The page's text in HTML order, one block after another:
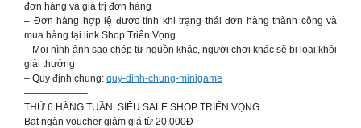
đơn hàng và giá trị đơn hàng
– Đơn hàng hợp lệ được tính khi trạng thái đơn hàng thành công và
mua hàng tại link Shop Triển Vọng
– Mọi hình ảnh sao chép từ nguồn khác, người chơi khác sẽ bị loại khỏi
giải thưởng
– Quy định chung: quy-dinh-chung-minigame
——————–
THỨ 6 HÀNG TUẦN, SIÊU SALE SHOP TRIỂN VỌNG
Bạt ngàn voucher giảm giá từ 20,000Đ